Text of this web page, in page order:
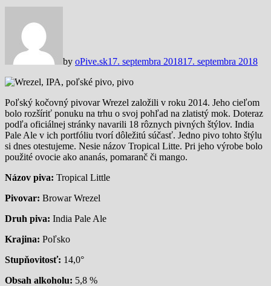
by oPive.sk17. septembra 201817. septembra 2018
Poľský kočovný pivovar Wrezel založili v roku 2014. Jeho cieľom
bolo rozšíriť ponuku na trhu o svoj pohľad na zlatistý mok. Doteraz
podľa oficiálnej stránky navarili 18 rôznych pivných štýlov. India
Pale Ale v ich portfóliu tvorí dôležitú súčasť. Jedno pivo tohto štýlu
si dnes otestujeme. Nesie názov Tropical Litte. Pri jeho výrobe bolo
použité ovocie ako ananás, pomaranč či mango.
Názov piva: Tropical Little
Pivovar: Browar Wrezel
Druh piva: India Pale Ale
Krajina: Poľsko
Stupňovitosť: 14,0°
Obsah alkoholu: 5,8 %